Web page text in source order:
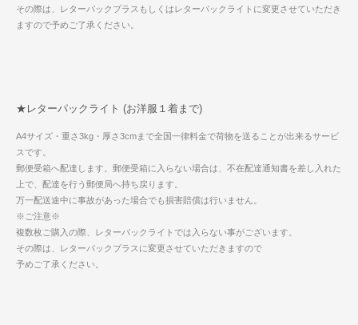
その際は、レターパックプラスもしくはレターパックライトに変更させていただき
ますので予めご了承ください。
★レターパックライト (お洋服１着まで)
A4サイズ・重さ3kg・厚さ3cmまで全国一律料金で荷物を送ることが出来るサービ
スです。
郵便受箱へ配達します。郵便受箱に入らない場合は、不在配達通知書を差し入れた
上で、配達を行う郵便局へ持ち戻ります。
万一配送途中に事故があった場合でも損害賠償は行いません。
※ご注意※
複数枚ご購入の際、レターパックライトでは入らない事がございます。
その際は、レターパックプラスに変更させていただきますので
予めご了承ください。